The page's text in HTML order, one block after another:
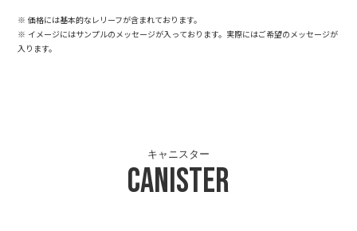
※ 価格には基本的なレリーフが含まれております。
※ イメージにはサンプルのメッセージが入っております。実際にはご希望のメッセージが
入ります。
Canister
キャニスター